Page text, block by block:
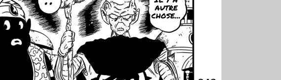
autre
chose...